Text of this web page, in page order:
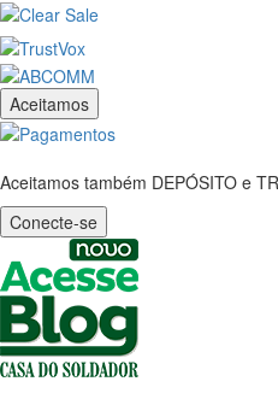
Aceitamos
Aceitamos também DEPÓSITO e
Conecte-se